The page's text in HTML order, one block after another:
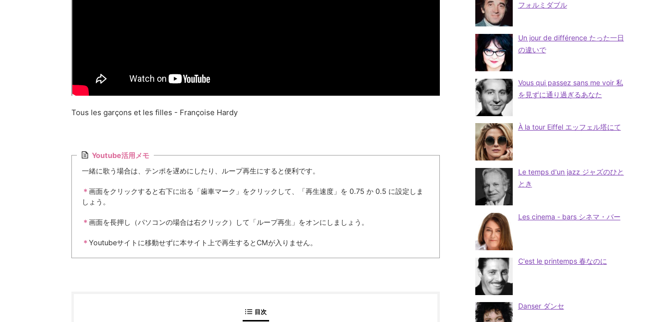
Tous les garçons et les filles - Françoise Hardy
Youtube活用メモ
一緒に歌う場合は、テンポを遅めにしたり、ループ再生にすると便利です。
＊ 画面をクリックすると右下に出る「歯車マーク」をクリックして、「再生速度」を 0.75 か 0.5 に設定しま
しょう。
＊ 画面を長押し（パソコンの場合は右クリック）して「ループ再生」をオンにしましょう。
＊ Youtubeサイトに移動せずに本サイト上で再生するとCMが入りません。
目次
フォルミダブル
Un jour de différence たった一日
の違いで
Vous qui passez sans me voir 私
を見ずに通り過ぎるあなた
À la tour Eiffel エッフェル塔にて
Le temps d'un jazz ジャズのひと
とき
Les cinema - bars シネマ・バー
C'est le printemps 春なのに
Danser ダンセ